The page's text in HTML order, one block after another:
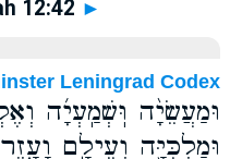
12:42 ►
Leningrad Codex
וּמַעֲשֵׂיָ֨ה וּֽשְׁמַֽעְיָ֜ה
וּמַלְכִּיָּ֖ה וְעֵילָ֣ם